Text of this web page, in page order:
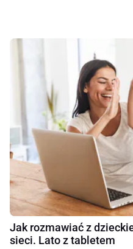
Jak rozmawiać z
sieci. Lato z tabletem